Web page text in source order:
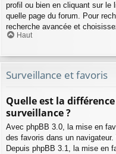
profil ou bien en cliquant sur le
quelle page du forum. Pour
recherche avancée et
Haut
Surveillance et favoris
Quelle est la
surveillance ?
Avec phpBB 3.0, la mise en
des favoris dans un
Depuis phpBB 3.1, la mise en